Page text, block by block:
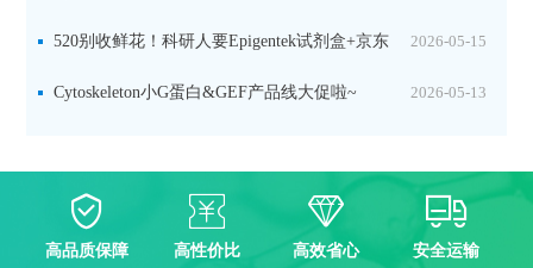
双赋能，下单即赠京东卡 2026-05-15
520别收鲜花！科研人要Epigentek试剂盒+京东
卡！ 2026-05-13
Cytoskeleton小G蛋白&GEF产品线大促啦~
高品质保障 高性价比 高效省心 安全运输